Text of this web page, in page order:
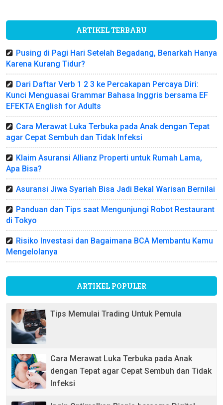
ARTIKEL TERBARU
Pusing di Pagi Hari Setelah Begadang, Benarkah Hanya
Karena Kurang Tidur?
Dari Daftar Verb 1 2 3 ke Percakapan Percaya Diri:
Kunci Menguasai Grammar Bahasa Inggris bersama EF
EFEKTA English for Adults
Cara Merawat Luka Terbuka pada Anak dengan Tepat
agar Cepat Sembuh dan Tidak Infeksi
Klaim Asuransi Allianz Properti untuk Rumah Lama,
Apa Bisa?
Asuransi Jiwa Syariah Bisa Jadi Bekal Warisan Bernilai
Panduan dan Tips saat Mengunjungi Robot Restaurant
di Tokyo
Risiko Investasi dan Bagaimana BCA Membantu Kamu
Mengelolanya
ARTIKEL POPULER
Tips Memulai Trading Untuk Pemula
Cara Merawat Luka Terbuka pada Anak
dengan Tepat agar Cepat Sembuh dan Tidak
Infeksi